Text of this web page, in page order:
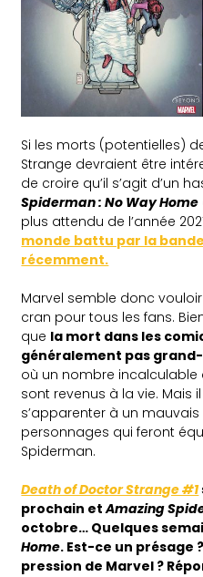
Si les morts (potentielles)
Strange devraient être
de croire qu’il s’agit d’un
Spiderman : No Way Home
plus attendu de l’année
monde battu par la
récemment.
Marvel semble donc
cran pour tous les fans.
que la mort dans les
généralement pas
où un nombre
sont revenus à la vie. Mais
s’apparenter à un
personnages qui feront
Spiderman.
Death of Doctor Strange #1
prochain etAmazing
octobre… Quelques
Home. Est-ce un présage
pression de Marvel ?